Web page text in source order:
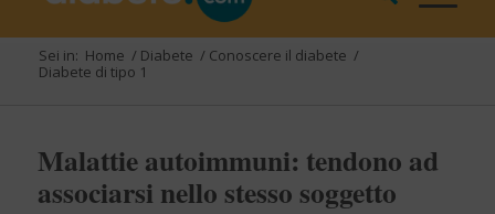
Sei in: Home / Diabete / Conoscere il diabete /
Diabete di tipo 1
Malattie autoimmuni: tendono ad
associarsi nello stesso soggetto